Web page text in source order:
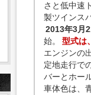
さと低中速
製ツインス
2013年3月
始。
型式は
エンジンの
定地走行で
バーとホー
車体色は、